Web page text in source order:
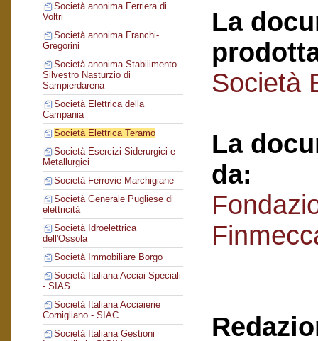
Società anonima Ferriera di
Voltri
Società anonima Franchi-
Gregorini
Società anonima Stabilimento
Silvestro Nasturzio di
Sampierdarena
Società Elettrica della
Campania
Società Elettrica Teramo
Società Esercizi Siderurgici e
Metallurgici
Società Ferrovie Marchigiane
Società Generale Pugliese di
elettricità
Società Idroelettrica
dell'Ossola
Società Immobiliare Borgo
Società Italiana Acciai Speciali
- SIAS
Società Italiana Acciaierie
Cornigliano - SIAC
Società Italiana Gestioni
La
Società
La
da: